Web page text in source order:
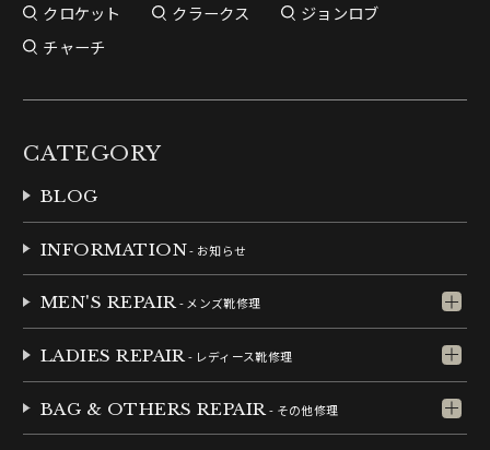
クロケット
クラークス
ジョンロブ
チャーチ
CATEGORY
BLOG
INFORMATION- お知らせ
MEN'S REPAIR- メンズ靴修理
LADIES REPAIR- レディース靴修理
BAG & OTHERS REPAIR - その他修理